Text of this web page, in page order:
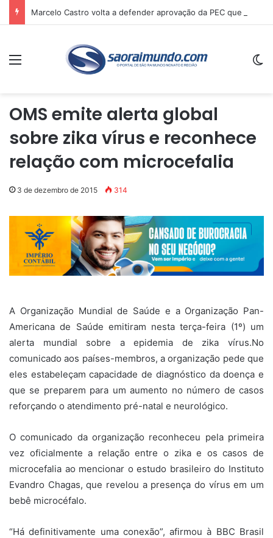
Menu
OMS emite alerta global
sobre zika vírus e reconhece
relação com microcefalia
3 de dezembro de 2015 314
A Organização Mundial de Saúde e a Organização Pan-
Americana de Saúde emitiram nesta terça-feira (1º) um
alerta mundial sobre a epidemia de zika vírus.No
comunicado aos países-membros, a organização pede que
eles estabeleçam capacidade de diagnóstico da doença e
que se preparem para um aumento no número de casos
reforçando o atendimento pré-natal e neurológico.
O comunicado da organização reconheceu pela primeira
vez oficialmente a relação entre o zika e os casos de
microcefalia ao mencionar o estudo brasileiro do Instituto
Evandro Chagas, que revelou a presença do vírus em um
bebê microcéfalo.
“Há definitivamente uma conexão”, afirmou à BBC Brasil